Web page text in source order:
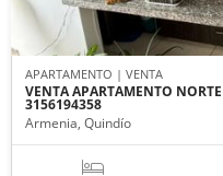
APARTAMENTO | VENTA
VENTA APARTAMENTO
3156194358
Armenia, Quindío